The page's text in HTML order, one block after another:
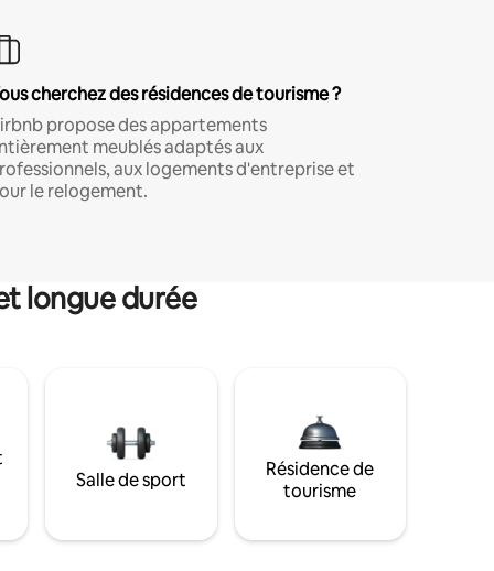
cherchez des résidences de tourisme ?
propose des appartements
meublés adaptés aux
aux logements d'entreprise et
le relogement.
longue durée
Salle de sport
Résidence de
tourisme